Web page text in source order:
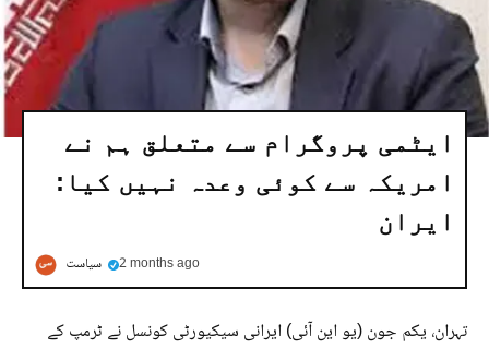
ایٹمی پروگرام سے متعلق ہم نے
امریکہ سے کوئی وعدہ نہیں کیا:
ایران
سیاست 2 months ago
تہران، یکم جون (یو این آئی) ایرانی سیکیورٹی کونسل نے ٹرمپ کے